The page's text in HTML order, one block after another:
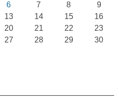
6 7 8
9
13 14 15
16
20 21 22
23
27 28 29
30